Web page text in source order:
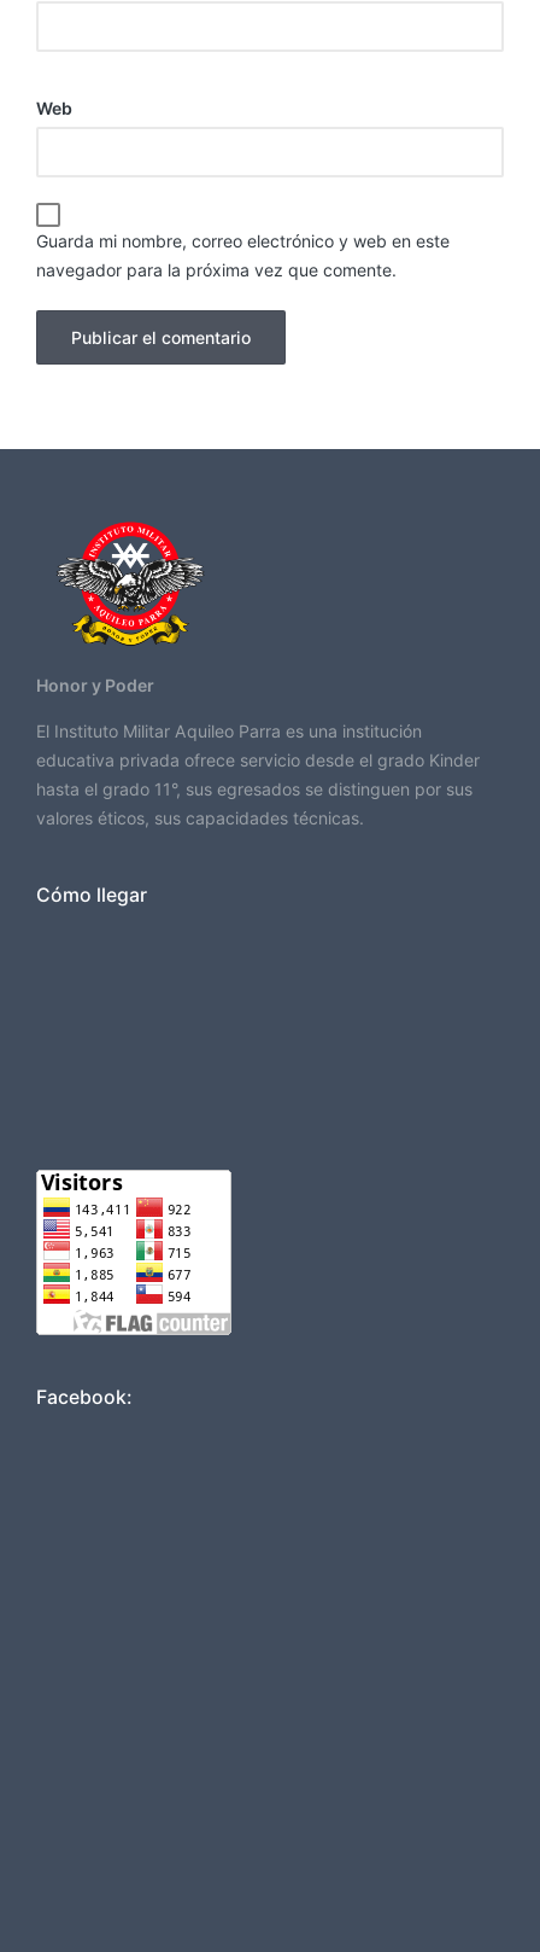
Web
Guarda mi nombre, correo electrónico y web en este
navegador para la próxima vez que comente.
Honor y Poder
El Instituto Militar Aquileo Parra es una institución
educativa privada ofrece servicio desde el grado Kinder
hasta el grado 11°, sus egresados se distinguen por sus
valores éticos, sus capacidades técnicas.
Cómo llegar
Facebook: